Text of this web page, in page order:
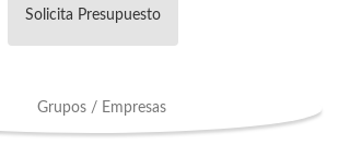
Solicita Presupuesto